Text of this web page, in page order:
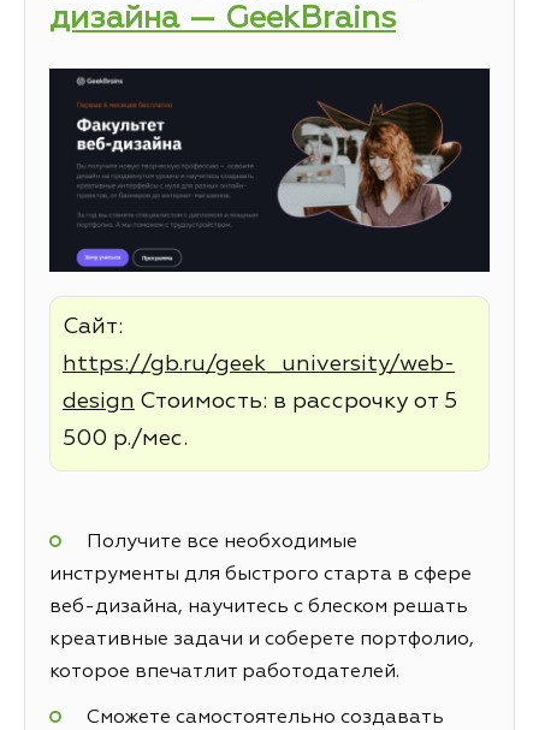
дизайна — GeekBrains
Сайт:
https://gb.ru/geek_university/web-
design Стоимость: в рассрочку от 5
500 р./мес.
Получите все необходимые
инструменты для быстрого старта в сфере
веб-дизайна, научитесь с блеском решать
креативные задачи и соберете портфолио,
которое впечатлит работодателей.
Сможете самостоятельно создавать